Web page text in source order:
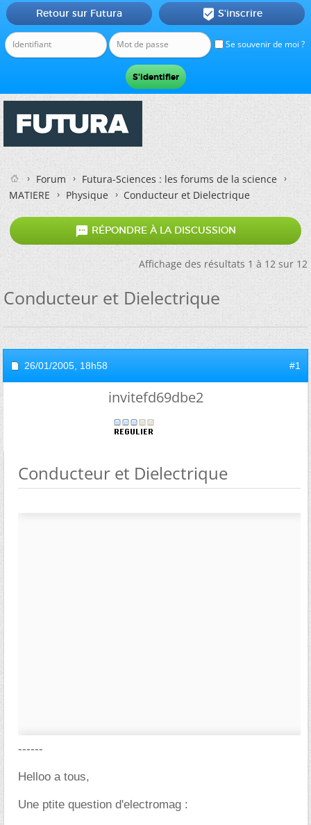
Se souvenir de moi ?
Retour sur Futura  S'inscrire
Forum
Futura-Sciences : les forums de la science
MATIERE
Physique Conducteur et Dielectrique
 RÉPONDRE À LA DISCUSSION
Affichage des résultats 1 à 12 sur 12
Conducteur et Dielectrique
26/01/2005, 18h58 #1
invitefd69dbe2
Conducteur et Dielectrique
------
Helloo a tous,
Une ptite question d'electromag :